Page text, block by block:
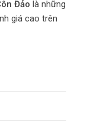
Đảo là những
giá cao trên